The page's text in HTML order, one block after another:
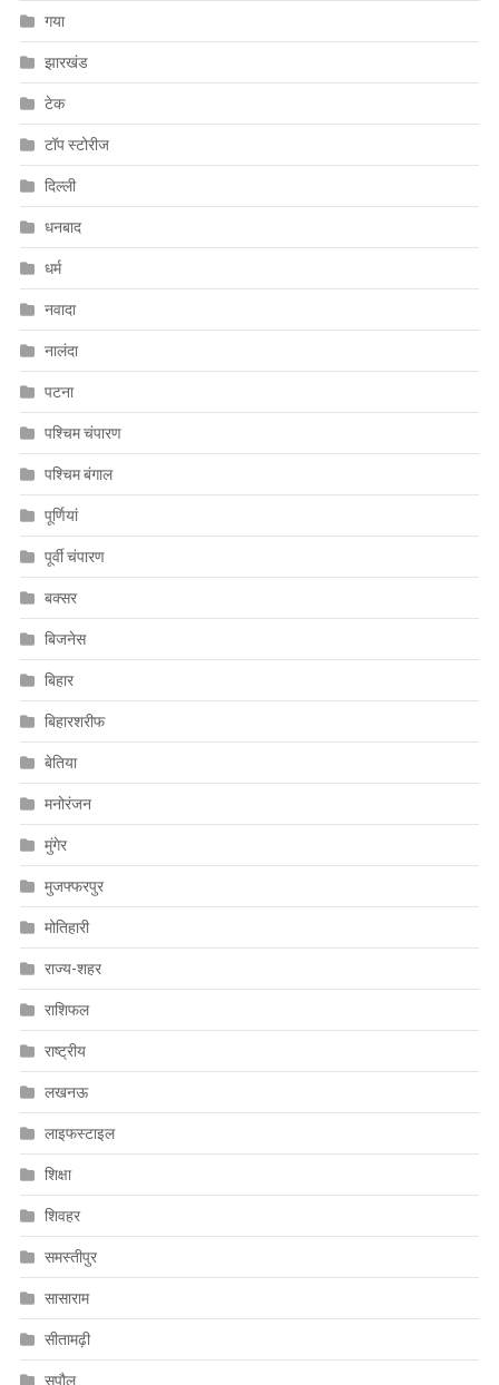
गया
झारखंड
टेक
टॉप स्टोरीज
दिल्ली
धनबाद
धर्म
नवादा
नालंदा
पटना
पश्चिम चंपारण
पश्चिम बंगाल
पूर्णियां
पूर्वी चंपारण
बक्सर
बिजनेस
बिहार
बिहारशरीफ
बेतिया
मनोरंजन
मुंगेर
मुजफ्फरपुर
मोतिहारी
राज्य-शहर
राशिफल
राष्ट्रीय
लखनऊ
लाइफस्टाइल
शिक्षा
शिवहर
समस्तीपुर
सासाराम
सीतामढ़ी
सुपौल